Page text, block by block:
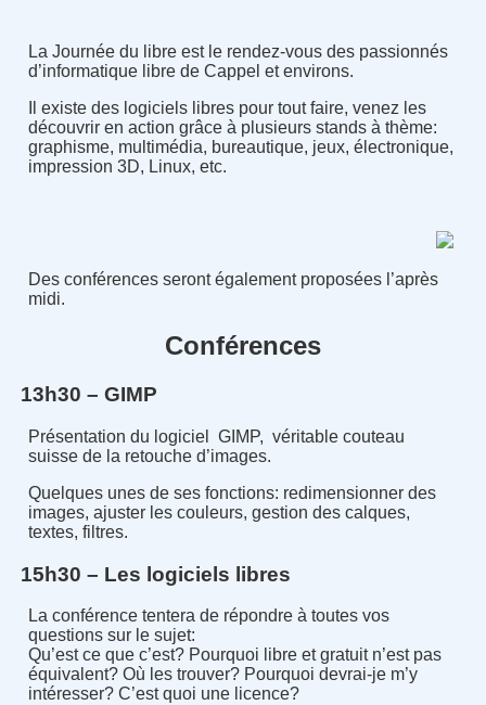
La Journée du libre est le rendez-vous des passionnés
d’informatique libre de Cappel et environs.
Il existe des logiciels libres pour tout faire, venez les
découvrir en action grâce à plusieurs stands à thème:
graphisme, multimédia, bureautique, jeux, électronique,
impression 3D, Linux, etc.
Des conférences seront également proposées l’après
midi.
Conférences
13h30 – GIMP
Présentation du logiciel GIMP, véritable couteau
suisse de la retouche d’images.
Quelques unes de ses fonctions: redimensionner des
images, ajuster les couleurs, gestion des calques,
textes, filtres.
15h30 – Les logiciels libres
La conférence tentera de répondre à toutes vos
questions sur le sujet:
Qu’est ce que c’est? Pourquoi libre et gratuit n’est pas
équivalent? Où les trouver? Pourquoi devrai-je m’y
intéresser? C’est quoi une licence?